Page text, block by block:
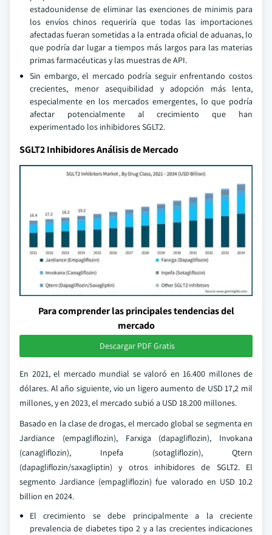
estadounidense de eliminar las exenciones de minimis para
los envíos chinos requeriría que todas las importaciones
afectadas fueran sometidas a la entrada oficial de aduanas, lo
que podría dar lugar a tiempos más largos para las materias
primas farmacéuticas y las muestras de API.
Sin embargo, el mercado podría seguir enfrentando costos
crecientes, menor asequibilidad y adopción más lenta,
especialmente en los mercados emergentes, lo que podría
afectar potencialmente al crecimiento que han
experimentado los inhibidores SGLT2.
SGLT2 Inhibidores Análisis de Mercado
Para comprender las principales tendencias del
mercado
Descargar PDF Gratis
En 2021, el mercado mundial se valoró en 16.400 millones de
dólares. Al año siguiente, vio un ligero aumento de USD 17,2 mil
millones, y en 2023, el mercado subió a USD 18.200 millones.
Basado en la clase de drogas, el mercado global se segmenta en
Jardiance (empagliflozin), Farxiga (dapagliflozin), Invokana
(canagliflozin), Inpefa (sotagliflozin), Qtern
(dapagliflozin/saxagliptin) y otros inhibidores de SGLT2. El
segmento Jardiance (empagliflozin) fue valorado en USD 10.2
billion en 2024.
El crecimiento se debe principalmente a la creciente
prevalencia de diabetes tipo 2 y a las crecientes indicaciones